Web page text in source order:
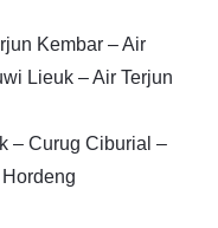
Kembar – Air
Lieuk – Air Terjun
– Curug Ciburial –